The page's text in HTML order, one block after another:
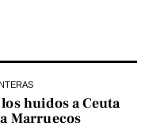
huidos a Ceuta
Marruecos